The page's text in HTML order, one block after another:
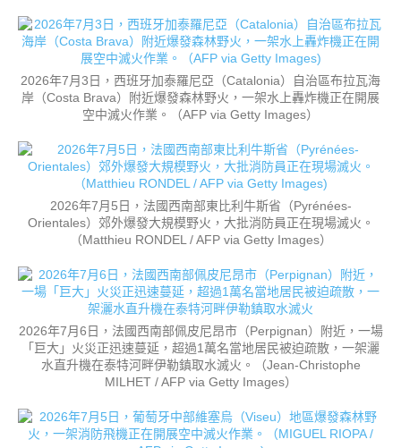
2026年7月3日，西班牙加泰羅尼亞（Catalonia）自治區布拉瓦海
岸（Costa Brava）附近爆發森林野火，一架水上轟炸機正在開展
空中滅火作業。（AFP via Getty Images）
2026年7月5日，法國西南部東比利牛斯省（Pyrénées-
Orientales）郊外爆發大規模野火，大批消防員正在現場滅火。
（Matthieu RONDEL / AFP via Getty Images）
2026年7月6日，法國西南部佩皮尼昂市（Perpignan）附近，一場
「巨大」火災正迅速蔓延，超過1萬名當地居民被迫疏散，一架灑
水直升機在泰特河畔伊勒鎮取水滅火。（Jean-Christophe
MILHET / AFP via Getty Images）